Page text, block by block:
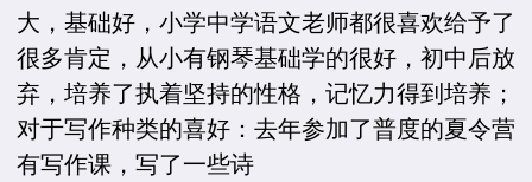
大，基础好，小学中学语文老师都很喜欢给予了
很多肯定，从小有钢琴基础学的很好，初中后放
弃，培养了执着坚持的性格，记忆力得到培养；
对于写作种类的喜好：去年参加了普度的夏令营
有写作课，写了一些诗